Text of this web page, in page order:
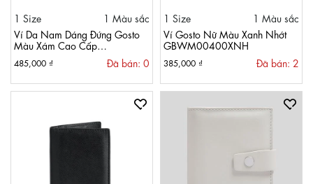
1 Size
1 Màu sắc
Ví Da Nam Dáng Đứng Gosto
Màu Xám Cao Cấp
GBWM00500XAM
485,000 ₫ Đã bán: 0
1 Size
1 Màu sắc
Ví Gosto Nữ Màu Xanh Nhớt
GBWM00400XNH
385,000 ₫ Đã bán: 2